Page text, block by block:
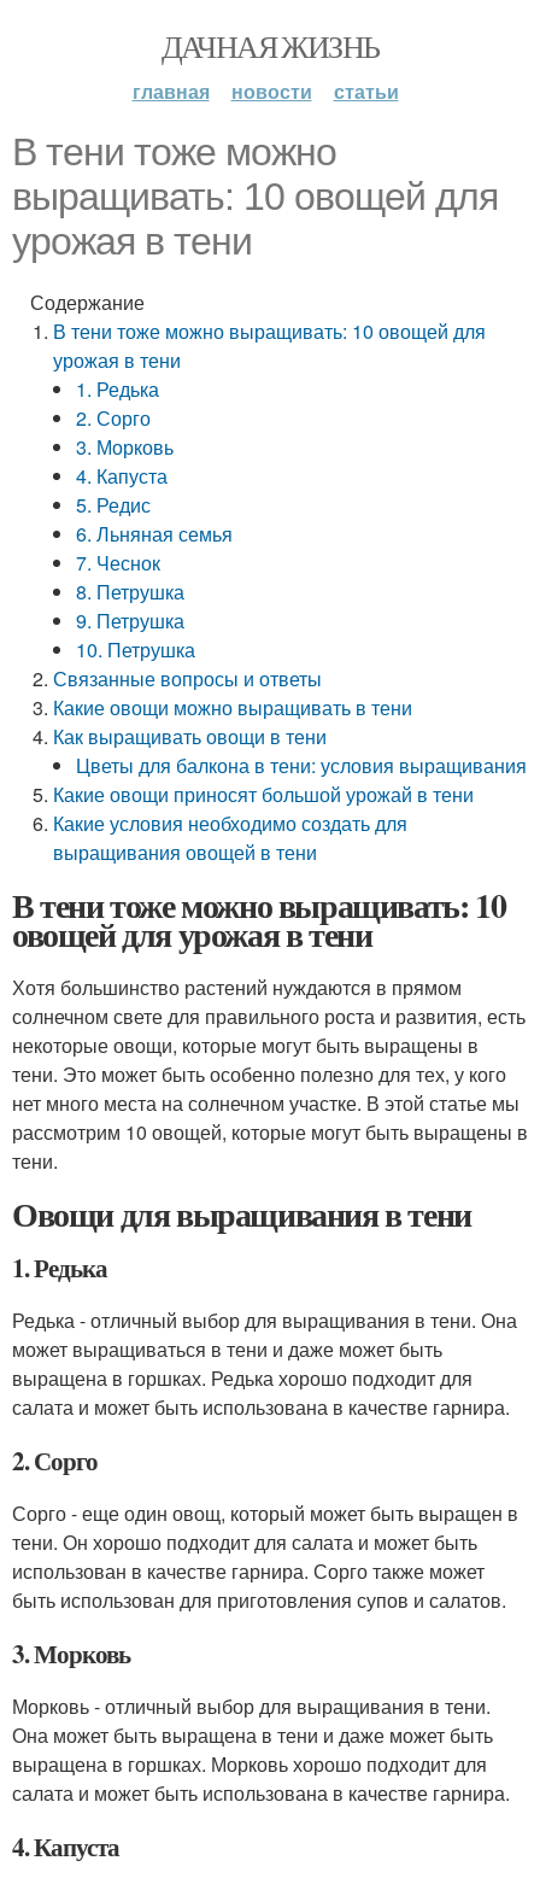
ДАЧНАЯ ЖИЗНЬ
главная новости статьи
В тени тоже можно
выращивать: 10 овощей для
урожая в тени
Содержание
В тени тоже можно выращивать: 10 овощей для
урожая в тени
1. Редька
2. Сорго
3. Морковь
4. Капуста
5. Редис
6. Льняная семья
7. Чеснок
8. Петрушка
9. Петрушка
10. Петрушка
Связанные вопросы и ответы
Какие овощи можно выращивать в тени
Как выращивать овощи в тени
Цветы для балкона в тени: условия выращивания
Какие овощи приносят большой урожай в тени
Какие условия необходимо создать для
выращивания овощей в тени
В тени тоже можно выращивать: 10
овощей для урожая в тени
Хотя большинство растений нуждаются в прямом
солнечном свете для правильного роста и развития, есть
некоторые овощи, которые могут быть выращены в
тени. Это может быть особенно полезно для тех, у кого
нет много места на солнечном участке. В этой статье мы
рассмотрим 10 овощей, которые могут быть выращены в
тени.
Овощи для выращивания в тени
1. Редька
Редька - отличный выбор для выращивания в тени. Она
может выращиваться в тени и даже может быть
выращена в горшках. Редька хорошо подходит для
салата и может быть использована в качестве гарнира.
2. Сорго
Сорго - еще один овощ, который может быть выращен в
тени. Он хорошо подходит для салата и может быть
использован в качестве гарнира. Сорго также может
быть использован для приготовления супов и салатов.
3. Морковь
Морковь - отличный выбор для выращивания в тени.
Она может быть выращена в тени и даже может быть
выращена в горшках. Морковь хорошо подходит для
салата и может быть использована в качестве гарнира.
4. Капуста